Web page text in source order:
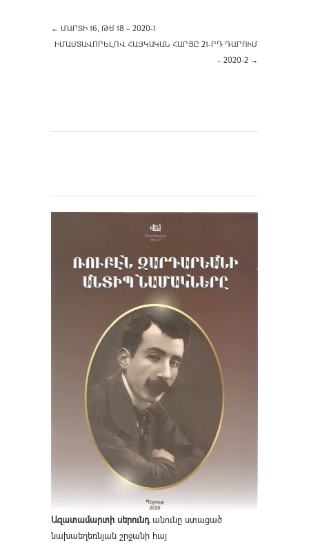
← ՄԱՐՏԻ 16, ԹԵ՞ 18 – 2020-1
ԻՄԱՍՏԱՎՈՐԵԼՈՎ ՀԱՅԿԱԿԱՆ ՀԱՐՑԸ 21-ՐԴ ԴԱՐՈՒՄ
– 2020-2 →
Ազատամարտի սերունդանունը ստացած
նախաեղեռնյան շրջանի հայ